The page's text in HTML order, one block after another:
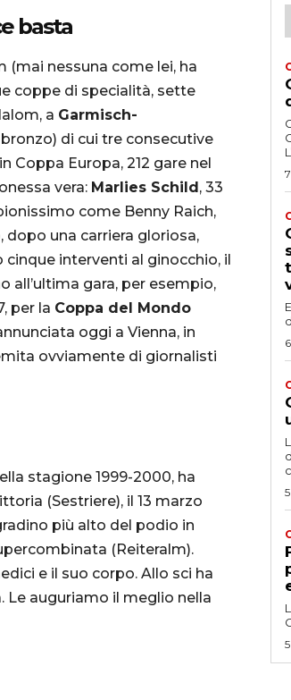
basta
(mai nessuna come lei, ha
coppe di specialità, sette
a Garmisch-
di cui tre consecutive
Coppa Europa, 212 gare nel
vera: Marlies Schild, 33
come Benny Raich,
una carriera gloriosa,
interventi al ginocchio, il
all’ultima gara, per esempio,
per la Coppa del Mondo
oggi a Vienna, in
ovviamente di giornalisti
stagione 1999-2000, ha
(Sestriere), il 13 marzo
più alto del podio in
(Reiteralm).
e il suo corpo. Allo sci ha
Le auguriamo il meglio nella